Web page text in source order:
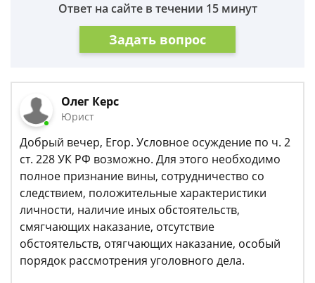
Ответ на сайте в течении 15 минут
Задать вопрос
Олег Керс
Юрист
Добрый вечер, Егор. Условное осуждение по ч. 2
ст. 228 УК РФ возможно. Для этого необходимо
полное признание вины, сотрудничество со
следствием, положительные характеристики
личности, наличие иных обстоятельств,
смягчающих наказание, отсутствие
обстоятельств, отягчающих наказание, особый
порядок рассмотрения уголовного дела.